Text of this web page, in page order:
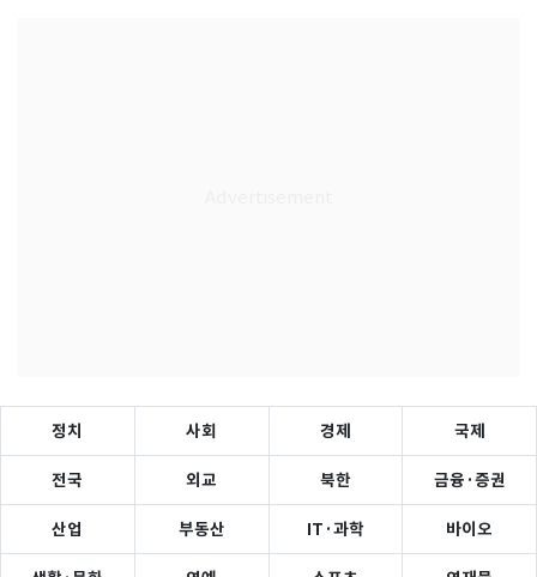
정치 사회 경제 국제
전국 외교 북한 금융·증권
산업 부동산 IT·과학 바이오